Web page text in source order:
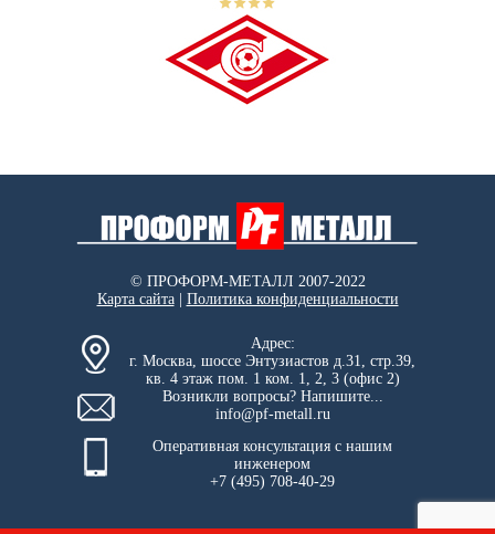
© ПРОФОРМ-МЕТАЛЛ 2007-2022
Карта сайта| Политика конфиденциальности
Адрес:
г. Москва, шоссе Энтузиастов д.31, стр.39,
кв. 4 этаж пом. 1 ком. 1, 2, 3 (офис 2)
Возникли вопросы? Напишите...
info@pf-metall.ru
Оперативная консультация с нашим
инженером
+7 (495) 708-40-29